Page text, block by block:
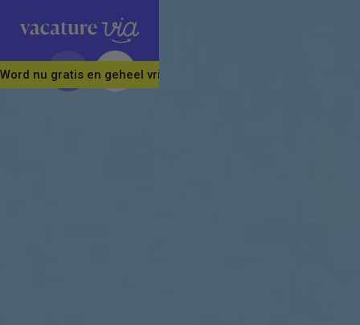
Word nu gratis en geheel vrijblijvend lid van ons Vacature Via